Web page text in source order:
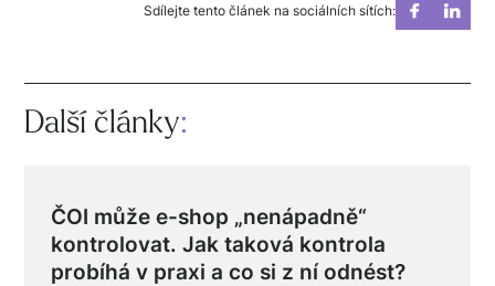
Sdílejte tento článek na sociálních sítích:
Další články:
ČOI může e-shop „nenápadně“
kontrolovat. Jak taková kontrola
probíhá v praxi a co si z ní odnést?